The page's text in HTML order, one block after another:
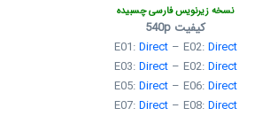
نسخه زیرنویس فارسی چسبیده
کیفیت 540p
E01:Direct– E02:Direct
E03:Direct– E02:Direct
E05:Direct– E06:Direct
E07:Direct– E08:Direct